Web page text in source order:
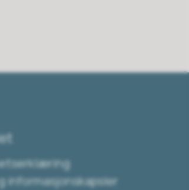
informasjonskapsler